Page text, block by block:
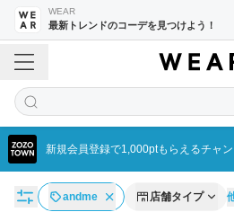
WEAR
最新トレンドのコーデを見つけよう！
新規会員登録で1,000ptもらえるチャ
andme 店舗タイプ